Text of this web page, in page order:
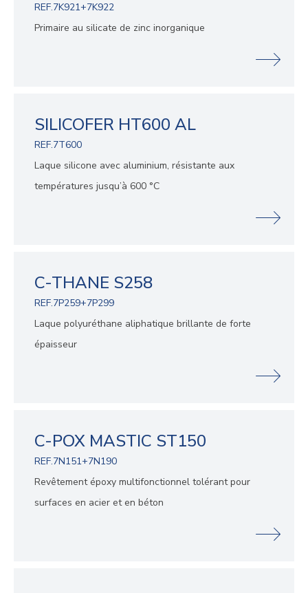
REF.7K921+7K922
Primaire au silicate de zinc inorganique
SILICOFER HT600 AL
REF.7T600
Laque silicone avec aluminium, résistante aux
températures jusqu’à 600 °C
C-THANE S258
REF.7P259+7P299
Laque polyuréthane aliphatique brillante de forte
épaisseur
C-POX MASTIC ST150
REF.7N151+7N190
Revêtement époxy multifonctionnel tolérant pour
surfaces en acier et en béton